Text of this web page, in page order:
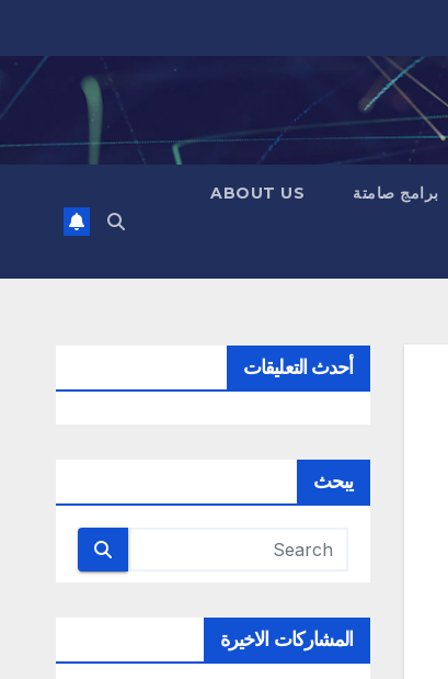
برامج صامتة ABOUT US
أحدث التعليقات
يبحث
المشاركات الاخيرة